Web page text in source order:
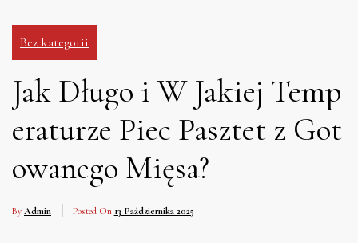
Bez kategorii
Jak Długo i W Jakiej Temp
eraturze Piec Pasztet z Got
owanego Mięsa?
By Admin Posted On 13 Października 2025